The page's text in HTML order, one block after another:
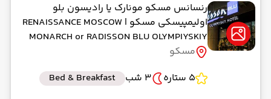
رنسانس مسکو مونارک یا رادیسون بلو
اولیمپیسکی مسکو | RENAISSANCE MOSCOW
MONARCH or RADISSON BLU OLYMPIYSKIY
مسکو
5 ستاره
3 شب Bed & Breakfast